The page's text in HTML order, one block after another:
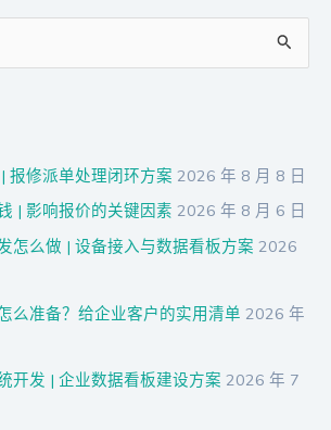
报修派单处理闭环方案 2026 年 8 月 8 日
| 影响报价的关键因素 2026 年 8 月 6 日
怎么做 | 设备接入与数据看板方案 2026
么准备？给企业客户的实用清单 2026 年
开发 | 企业数据看板建设方案 2026 年 7